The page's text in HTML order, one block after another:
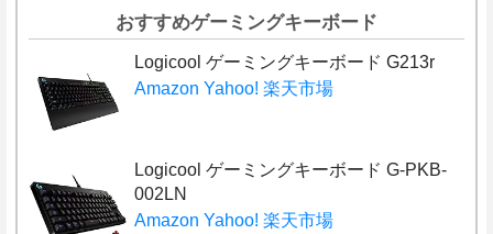
おすすめゲーミングキーボード
Logicool ゲーミングキーボード G213r
Amazon Yahoo! 楽天市場
Logicool ゲーミングキーボード G-PKB-
002LN
Amazon Yahoo! 楽天市場